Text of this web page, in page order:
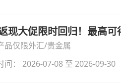
现大促限时回归！最高可
品仅限外汇/贵金属
间： 2026-07-08 至 2026-09-30